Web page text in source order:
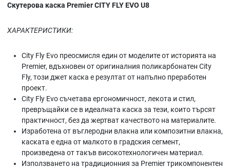
Скутерова каска Premier CITY FLY EVO U8
ХАРАКТЕРИСТИКИ:
City Fly Evo преосмисля един от моделите от историята на
Premier, вдъхновен от оригиналния поликарбонатен City
Fly, този джет каска е резултат от напълно преработен
проект.
City Fly Evo съчетава ергономичност, лекота и стил,
превръщайки се в идеалната каска за тези, които търсят
практичност, без да жертват качеството на материалите.
Изработена от въглеродни влакна или композитни влакна,
каската е една от малкото в градския сегмент,
произведена от такъв високотехнологичен материал.
Използването на традиционния за Premier трикомпонентен